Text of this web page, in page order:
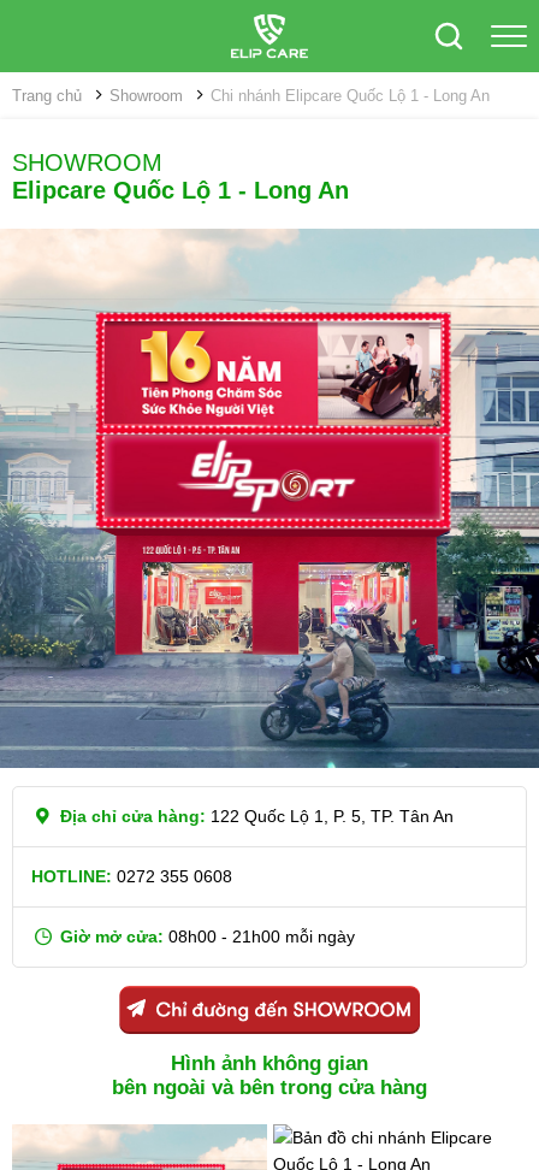
Trang chủ Showroom Chi nhánh Elipcare Quốc Lộ 1 - Long An
SHOWROOM
Elipcare Quốc Lộ 1 - Long An
Địa chỉ cửa hàng: 122 Quốc Lộ 1, P. 5, TP. Tân An
HOTLINE: 0272 355 0608
Giờ mở cửa: 08h00 - 21h00 mỗi ngày
Hình ảnh không gian
bên ngoài và bên trong cửa hàng